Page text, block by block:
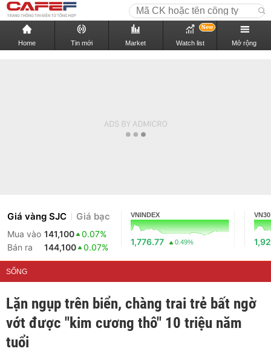
Home Tin mới Market Watch list
New
Mở rộng
Giá vàng SJC Giá bạc
Mua vào 141,100
0.07%
Bán ra
144,100 0.07%
VNINDEX
1,776.77 0.49%
VN30
SỐNG
Lặn ngụp trên biển, chàng trai trẻ bất ngờ
vớt được "kim cương thô" 10 triệu năm
tuổi